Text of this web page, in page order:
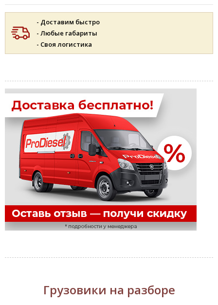
- Доставим быстро
- Любые габариты
- Своя логистика
Грузовики на разборе